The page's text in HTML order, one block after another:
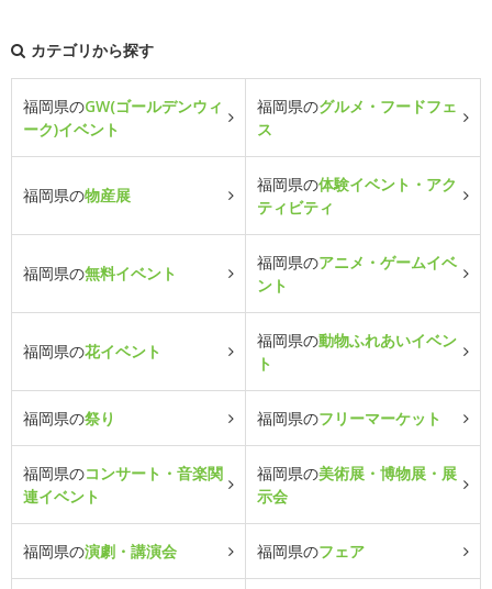
カテゴリから探す
福岡県のGW(ゴールデンウィ
ーク)イベント
福岡県のグルメ・フードフェ
ス
福岡県の物産展
福岡県の体験イベント・アク
ティビティ
福岡県の無料イベント
福岡県のアニメ・ゲームイベ
ント
福岡県の花イベント
福岡県の動物ふれあいイベン
ト
福岡県の祭り 福岡県のフリーマーケット
福岡県のコンサート・音楽関
連イベント
福岡県の美術展・博物展・展
示会
福岡県の演劇・講演会 福岡県のフェア